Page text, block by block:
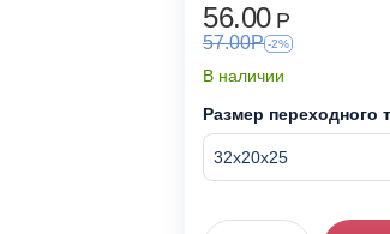
56.00 Р
57.00Р -2%
В наличии
Размер переходного